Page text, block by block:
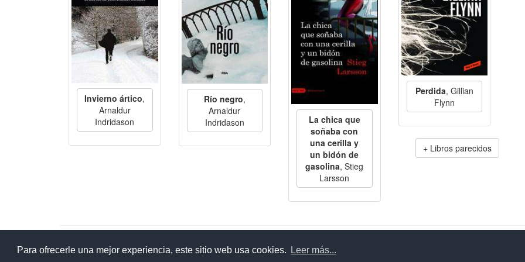
Para ofrecerle una mejor experiencia, este sitio web usa cookies. Leer más...
Invierno ártico,
Arnaldur
Indridason
Río negro,
Arnaldur
Indridason
La chica que
soñaba con
una cerilla y
un bidón de
gasolina, Stieg
Larsson
Perdida, Gillian
Flynn
Libros parecidos
Ayuda Aviso legal